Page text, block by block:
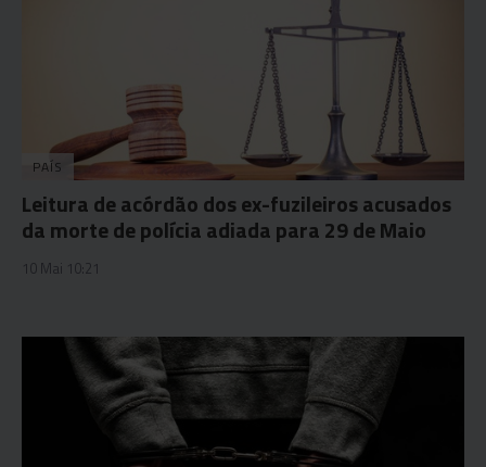
PAÍS
Leitura de acórdão dos ex-fuzileiros acusados
da morte de polícia adiada para 29 de Maio
10 Mai 10:21